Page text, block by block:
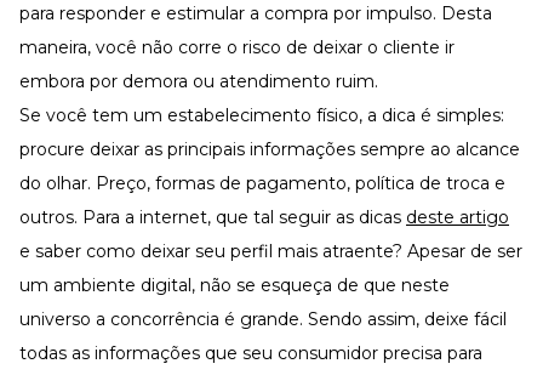
para responder e estimular a compra por impulso. Desta
maneira, você não corre o risco de deixar o cliente ir
embora por demora ou atendimento ruim.
Se você tem um estabelecimento físico, a dica é simples:
procure deixar as principais informações sempre ao alcance
do olhar. Preço, formas de pagamento, política de troca e
outros. Para a internet, que tal seguir as dicas deste artigo
e saber como deixar seu perfil mais atraente? Apesar de ser
um ambiente digital, não se esqueça de que neste
universo a concorrência é grande. Sendo assim, deixe fácil
todas as informações que seu consumidor precisa para